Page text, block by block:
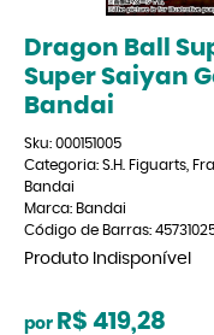
Dragon Ball
Super Saiyan
Bandai
Sku: 000151005
Categoria: S.H. Figuarts
Bandai
Marca: Bandai
Código de Barras:
Produto Indisponível
por R$ 419,28